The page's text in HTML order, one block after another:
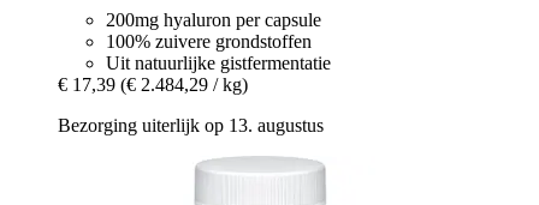
200mg hyaluron per capsule
100% zuivere grondstoffen
Uit natuurlijke gistfermentatie
€ 17,39 (€ 2.484,29 / kg)
Bezorging uiterlijk op 13. augustus